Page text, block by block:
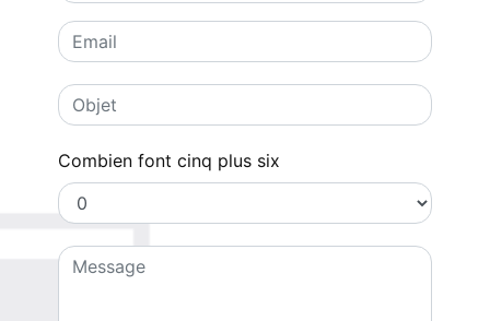
Combien font cinq plus six